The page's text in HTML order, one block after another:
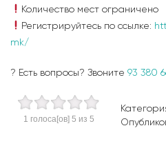
Количество мест ограничено
Регистрируйтесь по ссылке:
mk/
? Есть вопросы? Звоните 93 380
1 голоса[ов] 5 из 5